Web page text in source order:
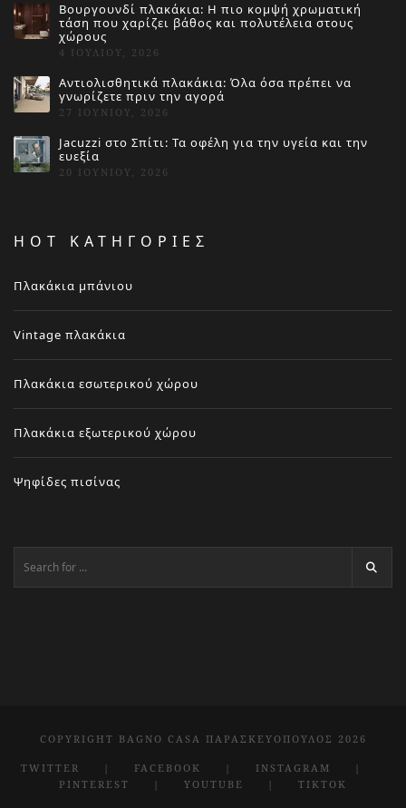
Βουργουνδί πλακάκια: Η πιο κομψή χρωματική
τάση που χαρίζει βάθος και πολυτέλεια στους
χώρους
4 ΙΟΥΛΊΟΥ, 2026
Αντιολισθητικά πλακάκια: Όλα όσα πρέπει να
γνωρίζετε πριν την αγορά
27 ΙΟΥΝΊΟΥ, 2026
Jacuzzi στο Σπίτι: Τα οφέλη για την υγεία και την
ευεξία
20 ΙΟΥΝΊΟΥ, 2026
HOT ΚΑΤΗΓΟΡΙΕΣ
Πλακάκια μπάνιου
Vintage πλακάκια
Πλακάκια εσωτερικού χώρου
Πλακάκια εξωτερικού χώρου
Ψηφίδες πισίνας
COPYRIGHT BAGNO CASA ΠΑΡΑΣΚΕΥΌΠΟΥΛΟΣ 2026
TWITTER FACEBOOK
INSTAGRAM
PINTEREST
YOUTUBE TIKTOK